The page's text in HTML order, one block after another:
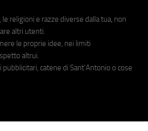
religioni e razze diverse dalla tua, non
altri utenti.
le proprie idee, nei limiti
altrui.
pubblicitari, catene di Sant'Antonio o cose